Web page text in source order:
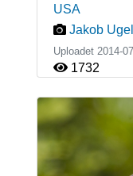
USA
Jakob
Uploadet 2014-
1732